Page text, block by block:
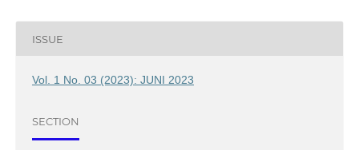
ISSUE
Vol. 1 No. 03 (2023): JUNI 2023
SECTION